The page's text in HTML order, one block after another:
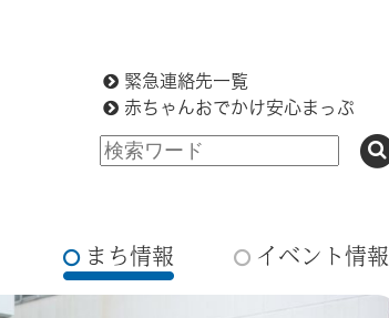
緊急連絡先一覧
赤ちゃんおでかけ安心まっぷ
まち情報 イベント情報